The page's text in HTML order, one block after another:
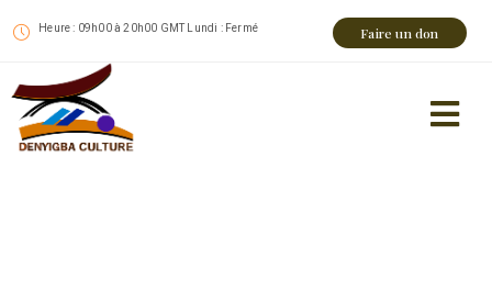
Heure : 09h00 à 20h00 GMT Lundi : Fermé Faire un don